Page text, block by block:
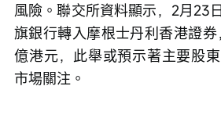
風險。聯交所資料顯示，2月23
旗銀行轉入摩根士丹利香港證
億港元，此舉或預示著主要股
市場關注。